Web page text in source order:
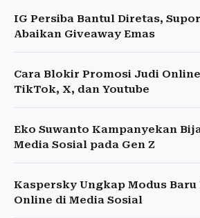
IG Persiba Bantul Diretas,
Abaikan Giveaway Emas
Cara Blokir Promosi Judi
TikTok, X, dan Youtube
Eko Suwanto Kampanyekan
Media Sosial pada Gen Z
Kaspersky Ungkap Modus
Online di Media Sosial